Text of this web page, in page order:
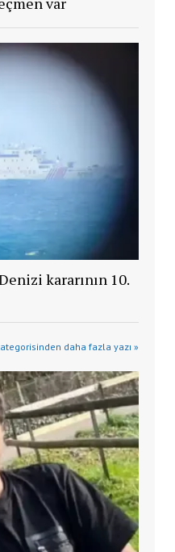
kararının 10.
daha fazla yazı »